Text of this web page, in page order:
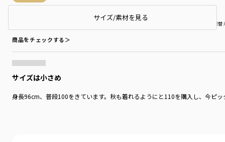
着
色：チャコールグレー
商品をチェックする＞
サイズは小さめ
身長96cm、普段100をきています。秋も着れるようにと110を購入し、今ピ
サイズ/素材を見る